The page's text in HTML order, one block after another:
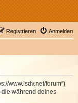
Anmelden
Registrieren
www.isdv.net/forum“)
die während deines